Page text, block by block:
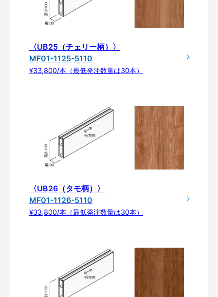
〈UB25（チェリー柄）〉
MF01-1125-5110
¥33,800/本（最低発注数量は30本）
〈UB26（タモ柄）〉
MF01-1126-5110
¥33,800/本（最低発注数量は30本）